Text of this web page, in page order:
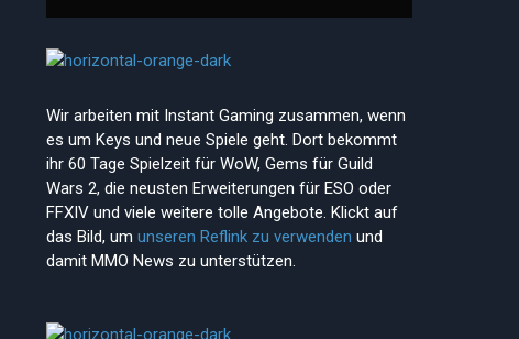
Wir arbeiten mit Instant Gaming zusammen, wenn
es um Keys und neue Spiele geht. Dort bekommt
ihr 60 Tage Spielzeit für WoW, Gems für Guild
Wars 2, die neusten Erweiterungen für ESO oder
FFXIV und viele weitere tolle Angebote. Klickt auf
das Bild, um unseren Reflink zu verwenden und
damit MMO News zu unterstützen.